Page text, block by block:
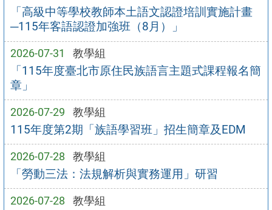
「高級中等學校教師本土語文認證培訓實施計畫
─115年客語認證加強班（8月）」
2026-07-31 教學組
「115年度臺北市原住民族語言主題式課程報名簡
章」
2026-07-29 教學組
115年度第2期「族語學習班」招生簡章及EDM
2026-07-28 教學組
「勞動三法：法規解析與實務運用」研習
2026-07-28 教學組